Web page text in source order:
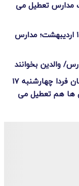
۲۰ اردیبهشت مدارس تعطیل می
اطلاعیه تعطیلی مدارس چهارشنبه ۱۷ اردیبهشت؛ مدارس
والدین بخوانند
فوری، همه مدارس و ادارات این استان فردا چهارشنبه 17
ها هم تعطیل می